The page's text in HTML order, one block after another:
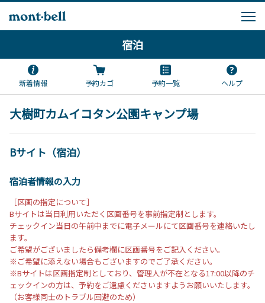
宿泊
新着情報 予約カゴ 予約一覧 ヘルプ
大樹町カムイコタン公園キャンプ場
Bサイト（宿泊）
宿泊者情報の入力
［区画の指定について］
Bサイトは当日利用いただく区画番号を事前指定制とします。
チェックイン当日の午前中までに電子メールにて区画番号を連絡いたし
ます。
ご希望がございましたら備考欄に区画番号をご記入ください。
※ご希望に添えない場合もございますのでご了承ください。
※Bサイトは区画指定制としており、管理人が不在となる17:00以降のチ
ェックインの方は、予約をご遠慮くださいますようお願いいたします。
（お客様同士のトラブル回避のため）